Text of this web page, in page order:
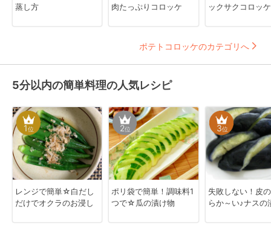
蒸し方
肉たっぷりコロッケ
ックサクコロッ
ポテトコロッケのカテゴリへ
5分以内の簡単料理の人気レシピ
1位
レンジで簡単☆白だし
だけでオクラのお浸し
2位
ポリ袋で簡単！調味料1
つで☆瓜の漬け物
3位
失敗しない！皮
らか～い♪ナスの